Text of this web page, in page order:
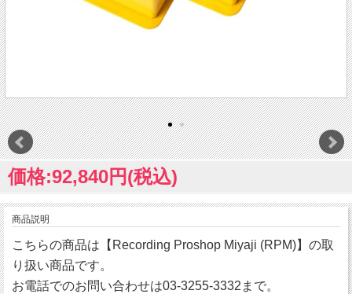
価格:92,840円(税込)
商品説明
こちらの商品は【Recording Proshop Miyaji (RPM)】の取
り扱い商品です。
お電話でのお問い合わせは03-3255-3332まで。